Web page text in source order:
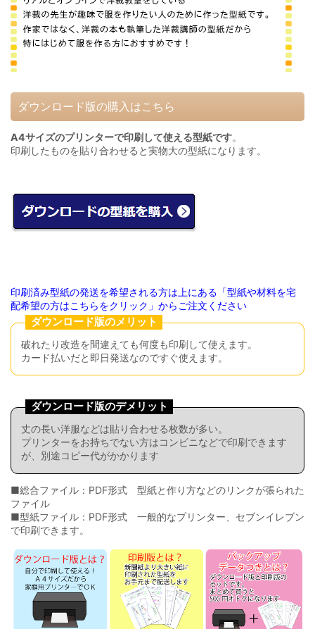
ダウンロード版の購入はこちら
A4サイズのプリンターで印刷して使える型紙です。
印刷したものを貼り合わせると実物大の型紙になります。
印刷済み型紙の発送を希望される方は上にある「型紙や材料を宅
配希望の方はこちらをクリック」からご注文ください
ダウンロード版のメリット
破れたり改造を間違えても何度も印刷して使えます。
カード払いだと即日発送なのですぐ使えます。
ダウンロード版のデメリット
丈の長い洋服などは貼り合わせる枚数が多い。
プリンターをお持ちでない方はコンビニなどで印刷できます
が、別途コピー代がかかります
■総合ファイル：PDF形式 型紙と作り方などのリンクが張られた
ファイル
■型紙ファイル：PDF形式 一般的なプリンター、セブンイレブン
で印刷できます。